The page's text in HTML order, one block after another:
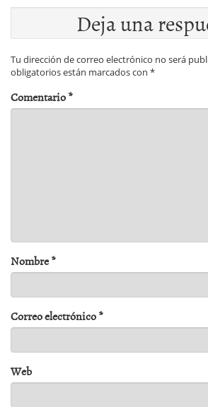
Deja una
Tu dirección de correo electrónico no será
obligatorios están marcados con *
Comentario*
Nombre*
Correo electrónico*
Web